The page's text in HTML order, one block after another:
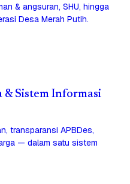
& angsuran, SHU, hingga
Desa Merah Putih.
& Sistem Informasi
transparansi APBDes,
— dalam satu sistem